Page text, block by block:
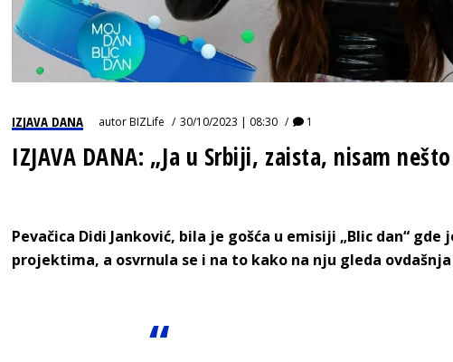
IZJAVA DANA autorBIZLife 30/10/2023 | 08:30 1
IZJAVA DANA: „Ja u Srbiji, zaista, nisam
Pevačica Didi Janković, bila je gošća u emisiji „Blic dan“
projektima, a osvrnula se i na to kako na nju gleda